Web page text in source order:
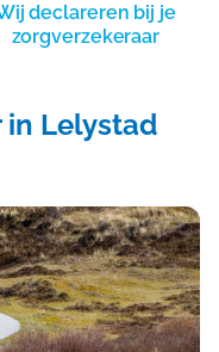
declareren bij je
zorgverzekeraar
Lelystad